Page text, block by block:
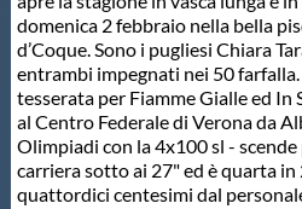
Propaganda
Centri Federali
Area Legislativa
domenica 2 febbraio nella bella
d’Coque. Sono i pugliesi Chiara
entrambi impegnati nei 50
tesserata per Fiamme Gialle ed In
al Centro Federale di Verona da
Olimpiadi con la 4x100 sl -
carriera sotto ai 27" ed è quarta in
quattordici centesimi dal